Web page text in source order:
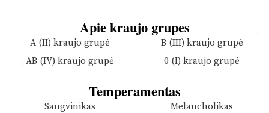
Apie kraujo grupes
A (II) kraujo grupė
B (III) kraujo grupė
AB (IV) kraujo grupė
0 (I) kraujo grupė
Temperamentas
Sangvinikas
Melancholikas